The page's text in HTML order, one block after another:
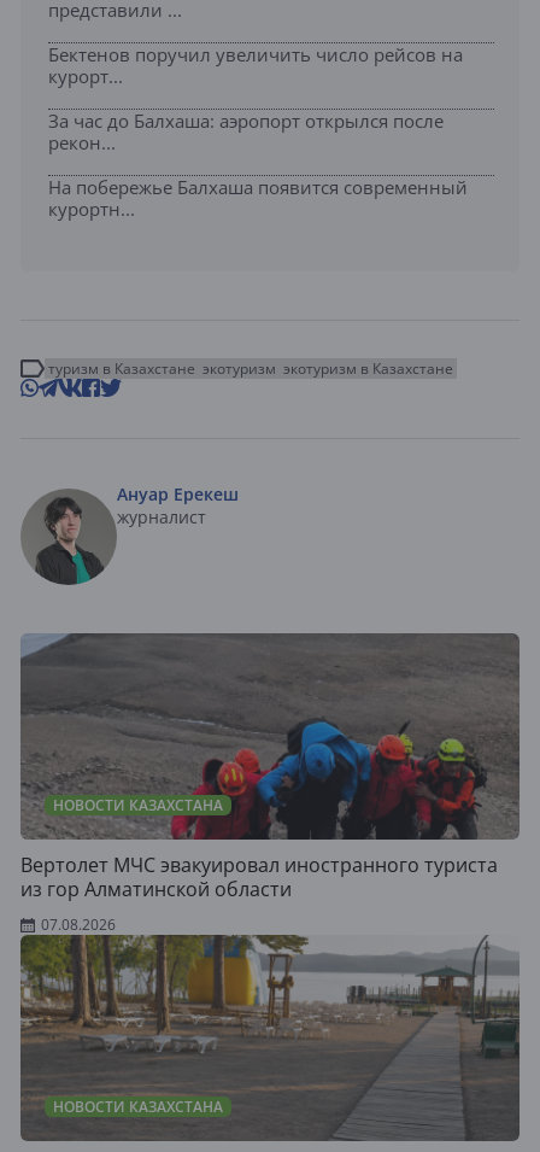
представили ...
Бектенов поручил увеличить число рейсов на
курорт...
За час до Балхаша: аэропорт открылся после
рекон...
На побережье Балхаша появится современный
курортн...
туризм в Казахстане экотуризм экотуризм в Казахстане
Ануар Ерекеш
журналист
НОВОСТИ КАЗАХСТАНА
Вертолет МЧС эвакуировал иностранного туриста
из гор Алматинской области
07.08.2026
НОВОСТИ КАЗАХСТАНА